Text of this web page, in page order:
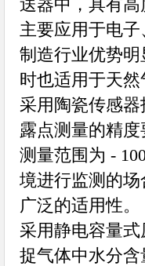
送器中，具有
主要应用于电
制造行业优势
时也适用于天
采用陶瓷传感
露点测量的精
测量范围为 -
境进行监测的
广泛的适用性。
采用静电容量
捉气体中水分